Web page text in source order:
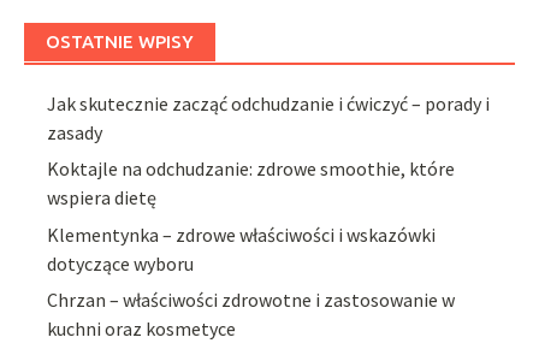
OSTATNIE WPISY
Jak skutecznie zacząć odchudzanie i ćwiczyć – porady i
zasady
Koktajle na odchudzanie: zdrowe smoothie, które
wspiera dietę
Klementynka – zdrowe właściwości i wskazówki
dotyczące wyboru
Chrzan – właściwości zdrowotne i zastosowanie w
kuchni oraz kosmetyce